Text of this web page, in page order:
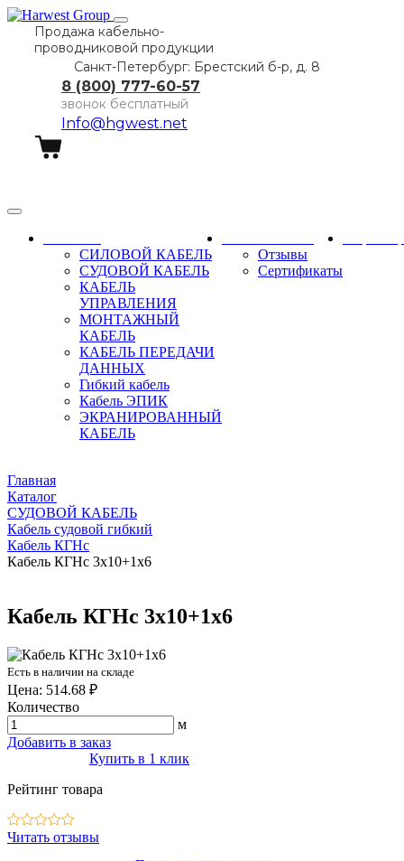
Продажа кабельно-
проводниковой продукции
Санкт-Петербург: Брестский б-р, д. 8
8 (800) 777-60-57
звонок бесплатный
Info@hgwest.net
СИЛОВОЙ КАБЕЛЬ
СУДОВОЙ КАБЕЛЬ
КАБЕЛЬ
УПРАВЛЕНИЯ
МОНТАЖНЫЙ
КАБЕЛЬ
КАБЕЛЬ ПЕРЕДАЧИ
ДАННЫХ
Гибкий кабель
Кабель ЭПИК
ЭКРАНИРОВАННЫЙ
КАБЕЛЬ
Отзывы
Сертификаты
Главная
Каталог
СУДОВОЙ КАБЕЛЬ
Кабель судовой гибкий
Кабель КГНс
Кабель КГНс 3х10+1х6
Кабель КГНс 3х10+1х6
Есть в наличии на складе
Цена: 514.68 ₽
Количество
м
Добавить в заказ
Купить в 1 клик
Рейтинг товара
Читать отзывы